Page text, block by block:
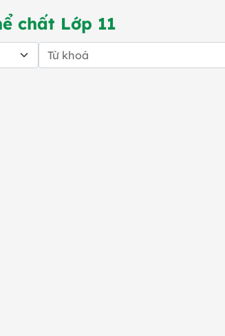
chất Lớp 11